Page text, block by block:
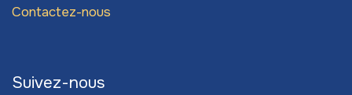
Contactez-nous
Suivez-nous